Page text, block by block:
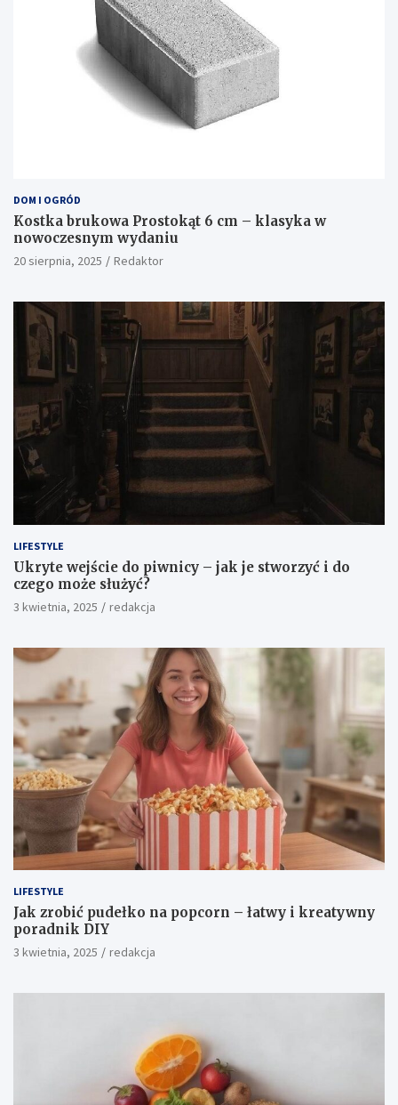
DOM I OGRÓD
Kostka brukowa Prostokąt 6 cm – klasyka w
nowoczesnym wydaniu
20 sierpnia, 2025 Redaktor
LIFESTYLE
Ukryte wejście do piwnicy – jak je stworzyć i do
czego może służyć?
3 kwietnia, 2025 redakcja
LIFESTYLE
Jak zrobić pudełko na popcorn – łatwy i kreatywny
poradnik DIY
3 kwietnia, 2025 redakcja